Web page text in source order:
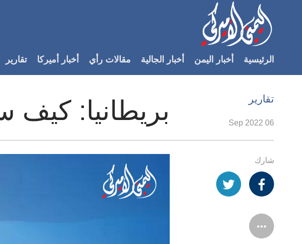
Accessibility
الرئيسي
الأقسام
الرئيسية أخبار اليمن أخبار الجالية مقالات رأي أخبار أميركا تقارير
تقارير بريطانيا: 06 Sep 2022
شارك